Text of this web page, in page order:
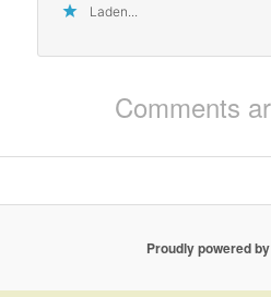
Laden...
Comments
Proudly powered